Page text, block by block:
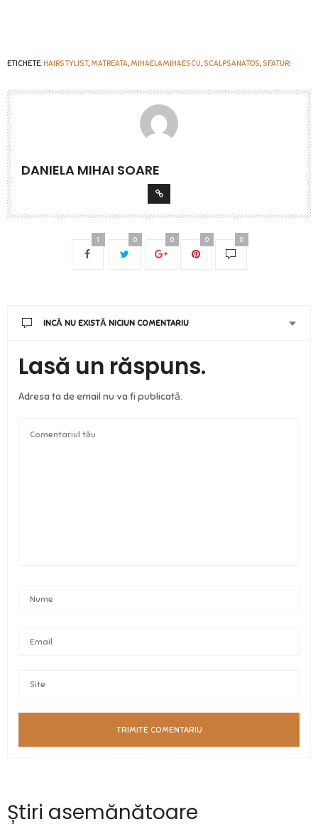
ETICHETE:HAIRSTYLIST, MATREATA MIHAELAMIHAESCU SCALPSANATOS SFATURI
DANIELA MIHAI SOARE
1 0 0 0 0
INCĂ NU EXISTĂ NICIUN COMENTARIU
Lasă un răspuns.
Adresa ta de email nu va fi publicată.
Știri asemănătoare